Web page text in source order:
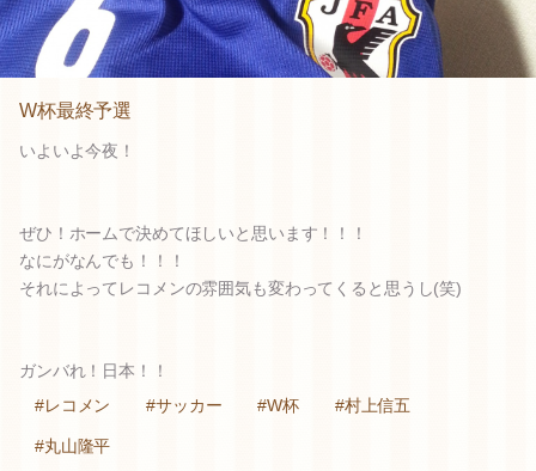
W杯最終予選
いよいよ今夜！
ぜひ！ホームで決めてほしいと思います！！！
なにがなんでも！！！
それによってレコメンの雰囲気も変わってくると思うし(笑)
ガンバれ！日本！！
#レコメン
#サッカー #W杯 #村上信五
#丸山隆平